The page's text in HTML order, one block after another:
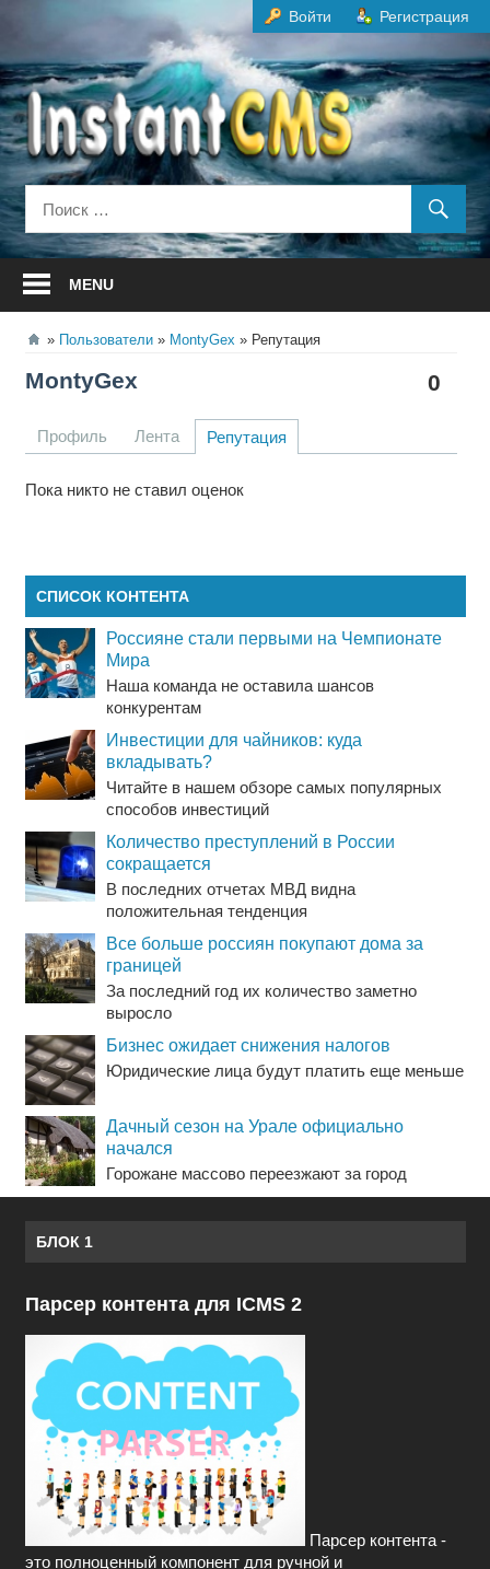
содержанию
Войти Регистрация
MENU
Пользователи MontyGex Репутация
0
MontyGex
Профиль Лента Репутация
Пока никто не ставил оценок
СПИСОК КОНТЕНТА
Россияне стали первыми на Чемпионате
Мира
Наша команда не оставила шансов
конкурентам
Инвестиции для чайников: куда
вкладывать?
Читайте в нашем обзоре самых популярных
способов инвестиций
Количество преступлений в России
сокращается
В последних отчетах МВД видна
положительная тенденция
Все больше россиян покупают дома за
границей
За последний год их количество заметно
выросло
Бизнес ожидает снижения налогов
Юридические лица будут платить еще меньше
Дачный сезон на Урале официально
начался
Горожане массово переезжают за город
БЛОК 1
Парсер контента для ICMS 2
Парсер контента -
это полноценный компонент для ручной и